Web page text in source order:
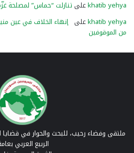
khatib yehyaعلى تنازلت “حماس” لمصلحة
khatib yehyaعلى إنهاء الخلاف في عين
من الموقوفين
ملتقى وفضاء رحيب، للبحث والحوار في
الربيع العربي